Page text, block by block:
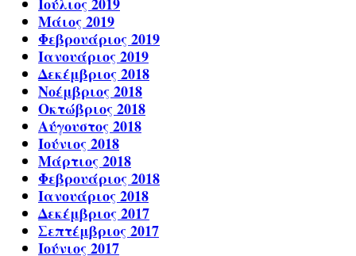
Μάιος 2019
Φεβρουάριος 2019
Ιανουάριος 2019
Δεκέμβριος 2018
Νοέμβριος 2018
Οκτώβριος 2018
Αύγουστος 2018
Ιούνιος 2018
Μάρτιος 2018
Φεβρουάριος 2018
Ιανουάριος 2018
Δεκέμβριος 2017
Σεπτέμβριος 2017
Ιούνιος 2017